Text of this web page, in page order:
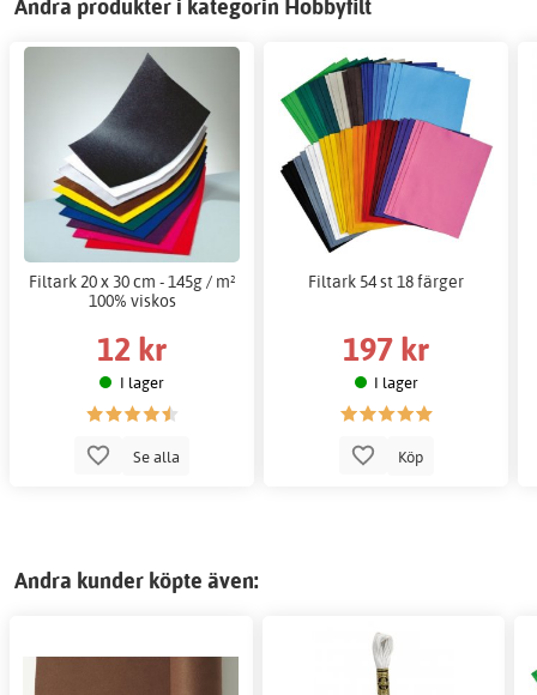
Andra produkter i kategorin Hobbyfilt
Filtark 20 x 30 cm - 145g / m²
100% viskos
12 kr
I lager
Se alla
Filtark 54 st 18 färger
197 kr
I lager
Köp
Andra kunder köpte även: